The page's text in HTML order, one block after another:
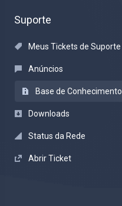
Suporte
Meus Tickets de Suporte
Anúncios
Base de Conhecimento
Downloads
Status da Rede
Abrir Ticket